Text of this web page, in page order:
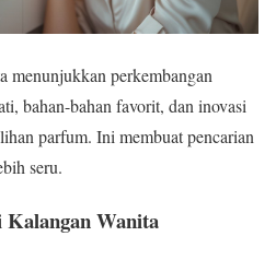
menunjukkan perkembangan
bahan-bahan favorit, dan inovasi
parfum. Ini membuat pencarian
seru.
Kalangan Wanita